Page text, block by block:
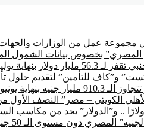
عمل من الوزارات والجهات
المصري” بخصوص بيانات الشمول
بنهاية يوليو
و”كاف للتأمين” لتقديم حلول
المصري دون مستوى الـ 50 جنيه